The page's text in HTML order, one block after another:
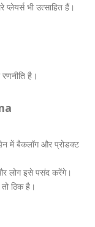
भी उत्साहित हैं।
है।
में बैकलॉग और प्रोडक्ट
लोग इसे पसंद करेंगे।
ठिक है।